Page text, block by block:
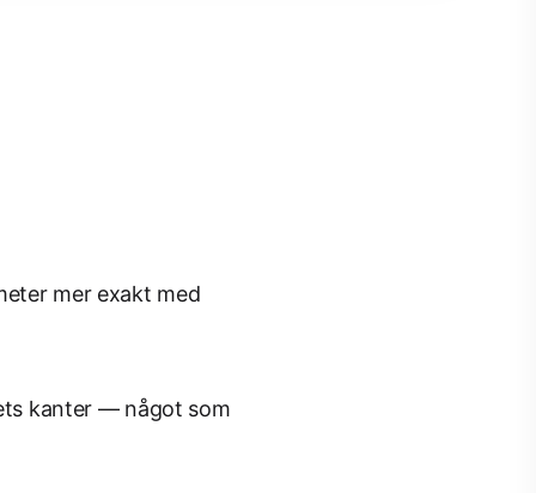
mer exakt med
kanter — något som